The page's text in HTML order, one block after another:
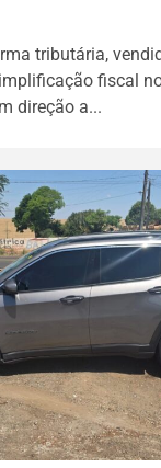
tributária,
fiscal
direção a...